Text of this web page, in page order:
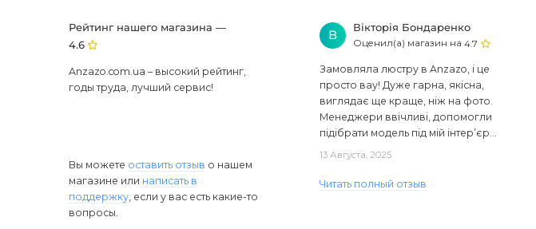
Рейтинг нашего магазина —
4.6
Anzazo.com.ua – высокий рейтинг,
годы труда, лучший сервис!
Вы можете оставить отзыв о нашем
магазине или написать в
поддержку , если у вас есть какие-то
вопросы.
В
Вікторія Бондаренко
Оценил(а) магазин на4.7
Замовляла люстру в Anzazo, і це
просто вау! Дуже гарна, якісна,
виглядає ще краще, ніж на фото.
Менеджери ввічливі, допомогли
підібрати модель під мій інтер’єр...
13 Августа, 2025
Читать полный отзыв